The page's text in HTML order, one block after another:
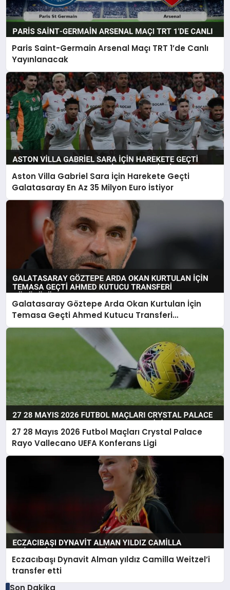
Paris Saint-Germain Arsenal Maçı TRT 1’de Canlı
Yayınlanacak
Aston Villa Gabriel Sara İçin Harekete Geçti
Galatasaray En Az 35 Milyon Euro İstiyor
Galatasaray Göztepe Arda Okan Kurtulan İçin
Temasa Geçti Ahmed Kutucu Transferi
Görüşülüyor
27 28 Mayıs 2026 Futbol Maçları Crystal Palace
Rayo Vallecano UEFA Konferans Ligi
Eczacıbaşı Dynavit Alman yıldız Camilla Weitzel’i
transfer etti
Son Dakika